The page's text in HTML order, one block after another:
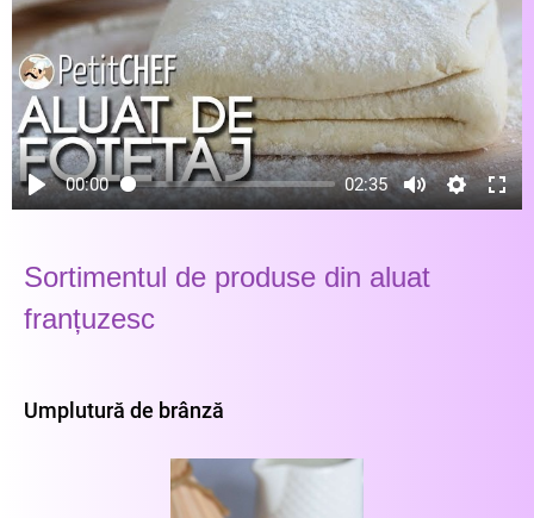
aluatului;
- Împachetarea aluatului și turarea lui să se
facă de patru ori în patru, cu câte o pauză
obligatorie de 30 minute între turări;
- Porțiarea aluatului în vederea modelării
produselor, să se facă cu ajutorul cuțitului
încălzit la flacără.
00:00 02:35
Sortimentul de produse din aluat
franțuzesc
Umplutură de brânză